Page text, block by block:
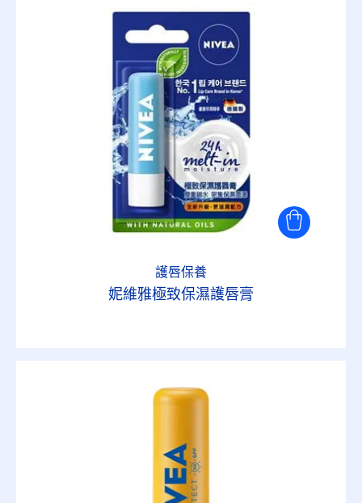
護唇保養
妮維雅極致保濕護唇膏